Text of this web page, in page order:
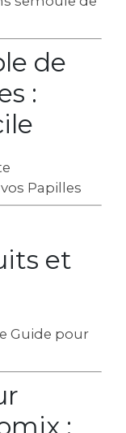
de
:
Papilles
et
Guide pour
: